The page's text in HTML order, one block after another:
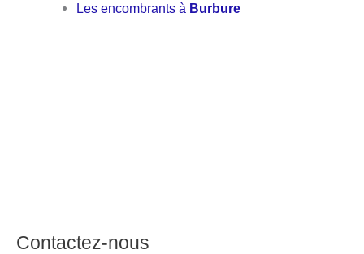
Les encombrants à Burbure
Contactez-nous